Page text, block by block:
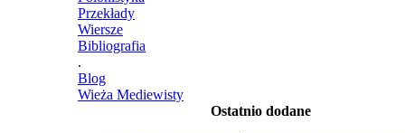
Przekłady
Wiersze
Bibliografia
.
Blog
Wieża Mediewisty
Ostatnio dodane